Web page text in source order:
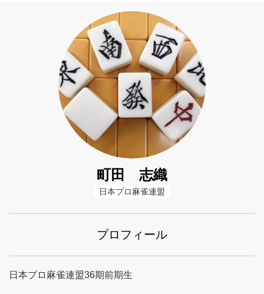
町田 志織
日本プロ麻雀連盟
プロフィール
日本プロ麻雀連盟36期前期生